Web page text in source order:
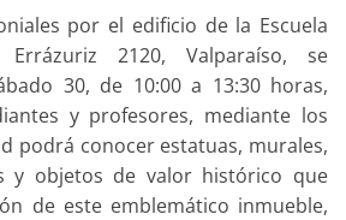
por el edificio de la Escuela
2120, Valparaíso, se
30, de 10:00 a 13:30 horas,
y profesores, mediante los
podrá conocer estatuas, murales,
y objetos de valor histórico que
de este emblemático inmueble,